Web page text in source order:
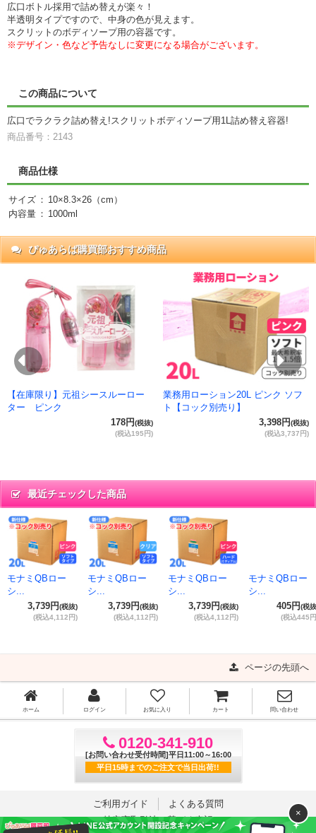
×
広口ボトル採用で詰め替えが楽々！
半透明タイプですので、中身の色が見えます。
スクリットのボディソープ用の容器です。
※デザイン・色など予告なしに変更になる場合がございます。
この商品について
広口でラクラク詰め替え!スクリットボディソープ用1L詰め替え容器!
商品番号：2143
商品仕様
サイズ ： 10×8.3×26（cm）
内容量 ： 1000ml
ぴゅあらば購買部おすすめ商品
Previous
【在庫限り】元祖シースルーロー
ター ピンク
178円(税抜)
(税込195円)
業務用ローション20L ピンク ソフ
ト【コック別売り】
3,398円(税抜)
(税込3,737円)
最近チェックした商品
モナミQBロー
シ...
3,739円(税抜)
(税込4,112円)
モナミQBロー
シ...
3,739円(税抜)
(税込4,112円)
モナミQBロー
シ...
3,739円(税抜)
(税込4,112円)
モナミQBロー
シ...
405円(税
(税込445
ページの先頭へ
ホーム ログイン お気に入り カート 問い合わせ
0120-341-910
[お問い合わせ受付時間]平日11:00～16:00
平日15時までのご注文で当日出荷!!
ご利用ガイド
よくある質問
特定商取引法に基づく表記